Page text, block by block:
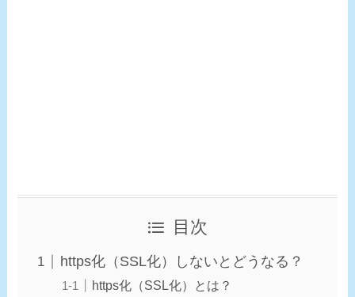
目次
https化（SSL化）しないとどうなる？
https化（SSL化）とは？